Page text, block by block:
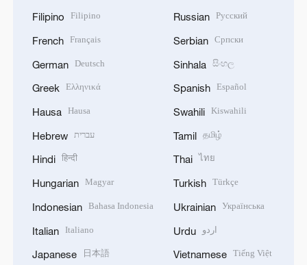
Filipino Filipino
French Français
German Deutsch
Greek Ελληνικά
Hausa Hausa
Hebrew עברית
Hindi हिन्दी
Hungarian Magyar
Indonesian Bahasa Indonesia
Italian Italiano
Japanese 日本語
Russian Русский
Serbian Српски
Sinhala සිංහල
Spanish Español
Swahili Kiswahili
Tamil தமிழ்
Thai ไทย
Turkish Türkçe
Ukrainian Українська
Urdu اردو
Vietnamese Tiếng Việt